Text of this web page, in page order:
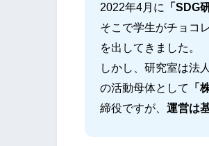
2022年4月に 「SDG
そこで学生がチョコ
を出してきました。
しかし、研究室は法
の活動母体として
「
締役ですが、 運営は